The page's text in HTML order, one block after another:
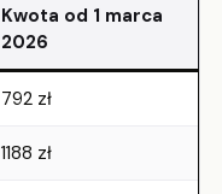
Kwota od 1 marca
2026
792 zł
1188 zł